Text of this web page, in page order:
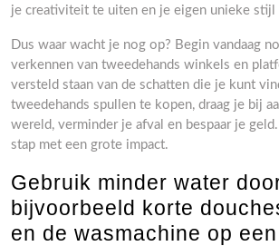
je creativiteit te uiten en je eigen unieke stijl
Dus waar wacht je nog op? Begin vandaag
verkennen van tweedehands winkels en
versteld staan van de schatten die je kunt
tweedehands spullen te kopen, draag je bij
wereld, verminder je afval en bespaar je
stap met een grote impact.
Gebruik minder water
bijvoorbeeld korte
en de wasmachine op